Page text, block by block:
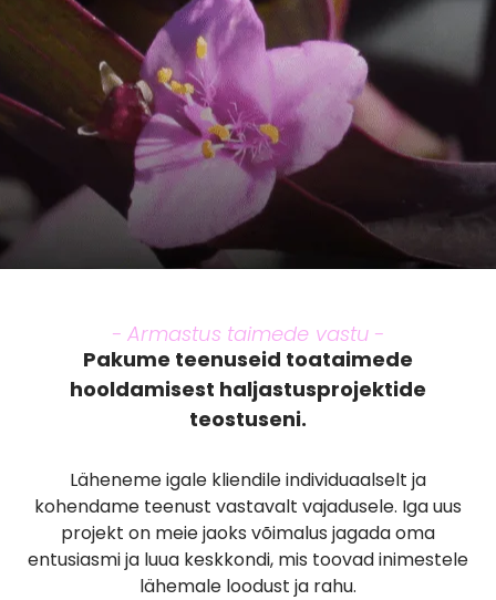
- Armastus taimede vastu -
Pakume teenuseid toataimede
hooldamisest haljastusprojektide
teostuseni.
Läheneme igale kliendile individuaalselt ja
kohendame teenust vastavalt vajadusele. Iga uus
projekt on meie jaoks võimalus jagada oma
entusiasmi ja luua keskkondi, mis toovad inimestele
lähemale loodust ja rahu.